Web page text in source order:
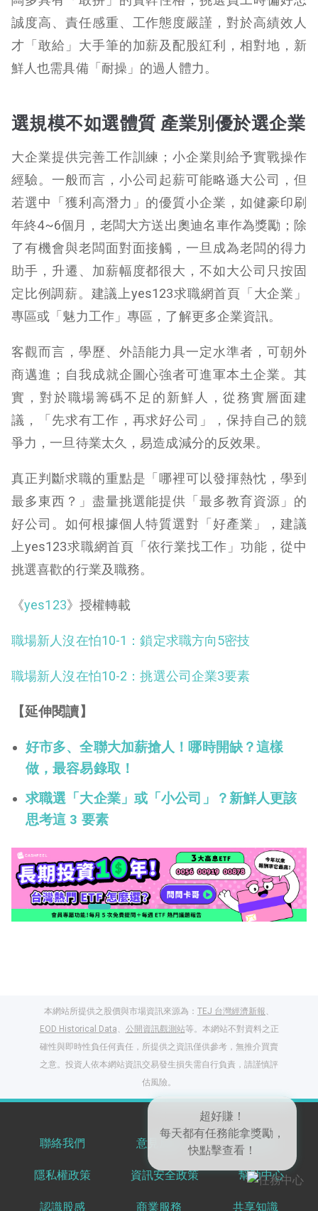
誠度高、責任感重、工作態度嚴謹，對於高績效人
才「敢給」大手筆的加薪及配股紅利，相對地，新
鮮人也需具備「耐操」的過人體力。
選規模不如選體質 產業別優於選企業
大企業提供完善工作訓練；小企業則給予實戰操作
經驗。一般而言，小公司起薪可能略遜大公司，但
若選中「獲利高潛力」的優質小企業，如健豪印刷
年終4~6個月，老闆大方送出奧迪名車作為獎勵；除
了有機會與老闆面對面接觸，一旦成為老闆的得力
助手，升遷、加薪幅度都很大，不如大公司只按固
定比例調薪。建議上yes123求職網首頁「大企業」
專區或「魅力工作」專區，了解更多企業資訊。
客觀而言，學歷、外語能力具一定水準者，可朝外
商邁進；自我成就企圖心強者可進軍本土企業。其
實，對於職場籌碼不足的新鮮人，從務實層面建
議，「先求有工作，再求好公司」，保持自己的競
爭力，一旦待業太久，易造成減分的反效果。
真正判斷求職的重點是「哪裡可以發揮熱忱，學到
最多東西？」盡量挑選能提供「最多教育資源」的
好公司。如何根據個人特質選對「好產業」，建議
上yes123求職網首頁「依行業找工作」功能，從中
挑選喜歡的行業及職務。
《yes123》授權轉載
職場新人沒在怕10-1：鎖定求職方向5密技
職場新人沒在怕10-2：挑選公司企業3要素
【延伸閱讀】
好市多、全聯大加薪搶人！哪時開缺？這樣
做，最容易錄取！
求職選「大企業」或「小公司」？新鮮人更該
思考這 3 要素
本網站所提供之股價與市場資訊來源為： TEJ 台灣經濟新報、
EOD Historical Data、 公開資訊觀測站等。本網站不對資料之正
確性與即時性負任何責任，所提供之資訊僅供參考，無推介買賣
之意。投資人依本網站資訊交易發生損失需自行負責，請謹慎評
估風險。
聯絡我們 意見反饋 服務條款
隱私權政策 資訊安全政策 幫助中心
認識股感 商業服務 共享知識
每天都有任務能拿獎勵，
登入股感會員，閱讀
任一文章
出國就缺這咖？股